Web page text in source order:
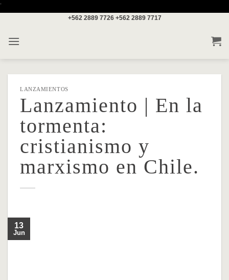
'
+562 2889 7726 +562 2889 7717
LANZAMIENTOS
Lanzamiento | En la
tormenta:
cristianismo y
marxismo en Chile.
13
Jun